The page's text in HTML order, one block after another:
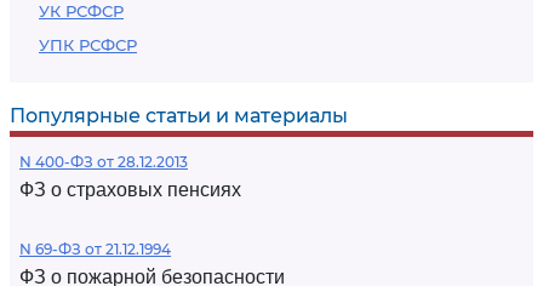
УК РСФСР
УПК РСФСР
Популярные статьи и материалы
N 400-ФЗ от 28.12.2013
ФЗ о страховых пенсиях
N 69-ФЗ от 21.12.1994
ФЗ о пожарной безопасности